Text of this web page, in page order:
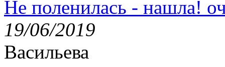
Не поленилась - нашла!
19/06/2019
Васильева